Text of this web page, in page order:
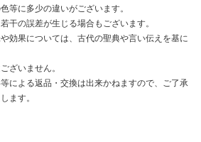
等に多少の違いがございます。
干の誤差が生じる場合もございます。
効果については、古代の聖典や言い伝えを基に
ざいません。
による返品・交換は出来かねますので、ご了承
ます。